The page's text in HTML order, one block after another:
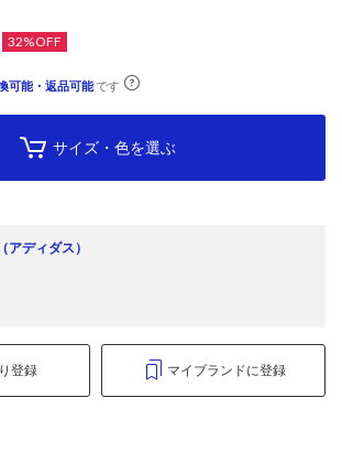
32%OFF
可能・返品可能です
サイズ・色を選ぶ
（アディダス）
登録 マイブランドに登録